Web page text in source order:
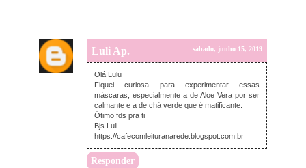
Luli Ap. sábado, junho 15, 2019
Olá Lulu
Fiquei curiosa para experimentar essas
máscaras, especialmente a de Aloe Vera por ser
calmante e a de chá verde que é matificante.
Ótimo fds pra ti
Bjs Luli
https://cafecomleituranarede.blogspot.com.br
Responder